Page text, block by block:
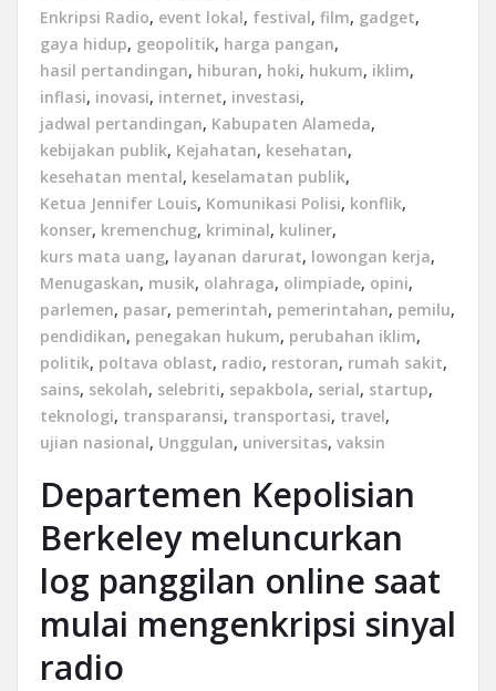
Enkripsi Radio, event lokal, festival, film, gadget,
gaya hidup, geopolitik, harga pangan,
hasil pertandingan, hiburan, hoki, hukum, iklim,
inflasi, inovasi, internet, investasi,
jadwal pertandingan, Kabupaten Alameda,
kebijakan publik, Kejahatan, kesehatan,
kesehatan mental, keselamatan publik,
Ketua Jennifer Louis, Komunikasi Polisi, konflik,
konser, kremenchug, kriminal, kuliner,
kurs mata uang, layanan darurat, lowongan kerja,
Menugaskan, musik, olahraga, olimpiade, opini,
parlemen, pasar, pemerintah, pemerintahan, pemilu,
pendidikan, penegakan hukum, perubahan iklim,
politik, poltava oblast, radio, restoran, rumah sakit,
sains, sekolah, selebriti, sepakbola, serial, startup,
teknologi, transparansi, transportasi, travel,
ujian nasional, Unggulan, universitas, vaksin
Departemen Kepolisian
Berkeley meluncurkan
log panggilan online saat
mulai mengenkripsi sinyal
radio